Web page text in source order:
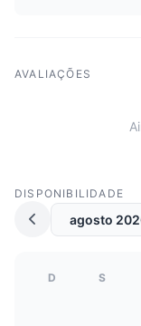
AVALIAÇÕES
DISPONIBILIDADE
D S